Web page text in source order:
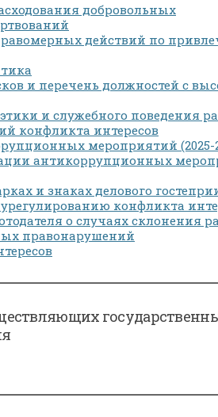
добровольных
действий по
и перечень должностей с
и служебного поведения
конфликта интересов
мероприятий (2025-
антикоррупционных
и знаках делового
конфликта
о случаях склонения
правонарушений